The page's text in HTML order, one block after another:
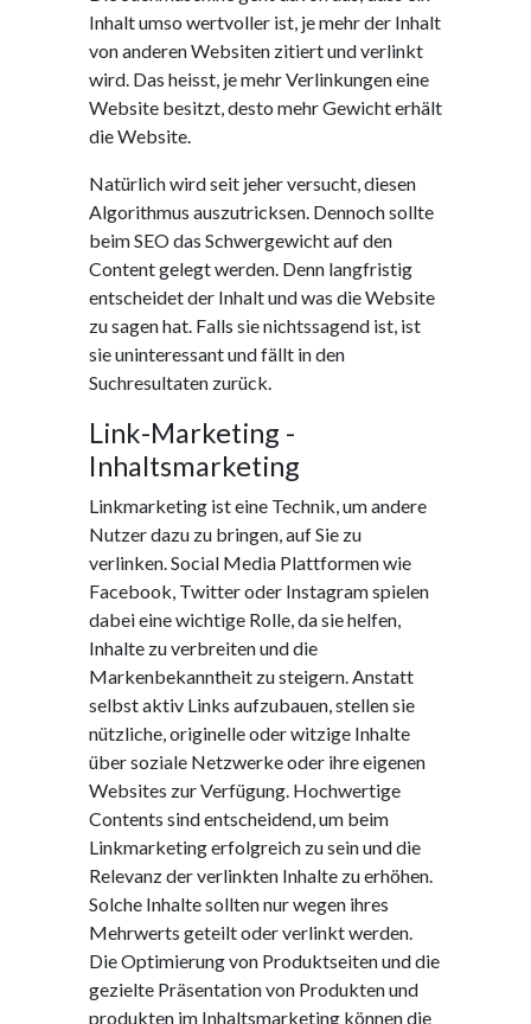
Inhalt umso wertvoller ist, je mehr der Inhalt
von anderen Websiten zitiert und verlinkt
wird. Das heisst, je mehr Verlinkungen eine
Website besitzt, desto mehr Gewicht erhält
die Website.
Natürlich wird seit jeher versucht, diesen
Algorithmus auszutricksen. Dennoch sollte
beim SEO das Schwergewicht auf den
Content gelegt werden. Denn langfristig
entscheidet der Inhalt und was die Website
zu sagen hat. Falls sie nichtssagend ist, ist
sie uninteressant und fällt in den
Suchresultaten zurück.
Link-Marketing -
Inhaltsmarketing
Linkmarketing ist eine Technik, um andere
Nutzer dazu zu bringen, auf Sie zu
verlinken. Social Media Plattformen wie
Facebook, Twitter oder Instagram spielen
dabei eine wichtige Rolle, da sie helfen,
Inhalte zu verbreiten und die
Markenbekanntheit zu steigern. Anstatt
selbst aktiv Links aufzubauen, stellen sie
nützliche, originelle oder witzige Inhalte
über soziale Netzwerke oder ihre eigenen
Websites zur Verfügung. Hochwertige
Contents sind entscheidend, um beim
Linkmarketing erfolgreich zu sein und die
Relevanz der verlinkten Inhalte zu erhöhen.
Solche Inhalte sollten nur wegen ihres
Mehrwerts geteilt oder verlinkt werden.
Die Optimierung von Produktseiten und die
gezielte Präsentation von Produkten und
produkten im Inhaltsmarketing können die